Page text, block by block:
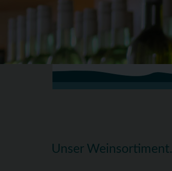
Unser Weinsortiment.